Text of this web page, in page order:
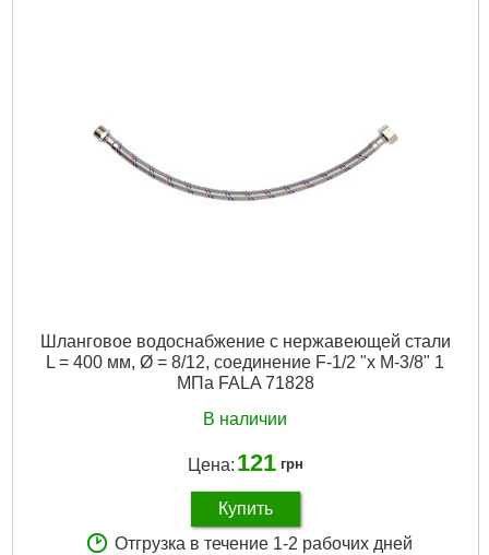
Шланговое водоснабжение с нержавеющей стали
L = 400 мм, Ø = 8/12, соединение F-1/2 "x M-3/8" 1
МПа FALA 71828
В наличии
Цена: 121 грн
Купить
Отгрузка в течение 1-2 рабочих дней